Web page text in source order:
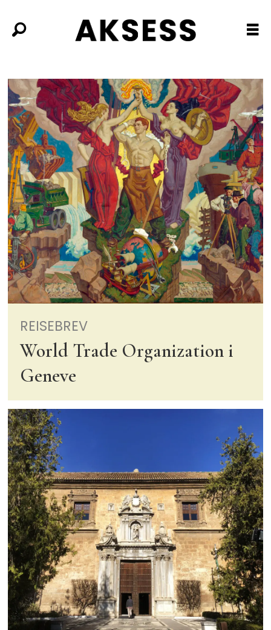
Tag:
reisebrev
REISEBREV
World Trade Organization i
Geneve